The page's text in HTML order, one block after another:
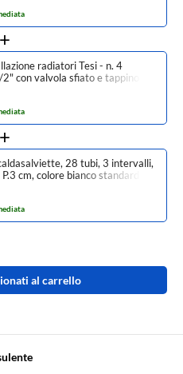
radiatori Tesi - n. 4
con valvola sfiato e tappino
bianco standard finitura
28 tubi, 3 intervalli,
cm, colore bianco standard
EIL053B01IR01NNN01
al carrello